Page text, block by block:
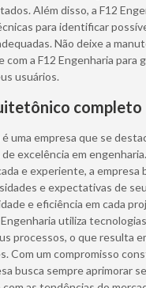
Além disso, a F12
para identificar
Não deixe a
com a F12 Engenharia para
usuários.
completo
uma empresa que se
excelência em
e experiente, a empresa
e expectativas de
e eficiência em cada
utiliza
processos, o que resulta
Com um compromisso
busca sempre aprimorar